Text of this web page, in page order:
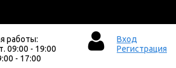
работы:
09:00 - 19:00
- 17:00
Вход
Регистрация